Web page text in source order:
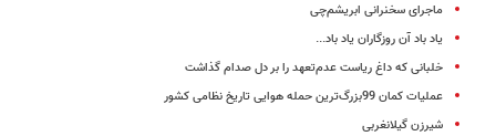
ماجرای سخنرانی ابریشم‌چی
یاد باد آن روزگاران یاد باد...
خلبانی که داغ ریاست عدم‌تعهد را بر دل صدام گذاشت
عملیات کمان 99بزرگ‌ترین حمله هوایی تاریخ نظامی کشور
شیرزن گیلانغربی